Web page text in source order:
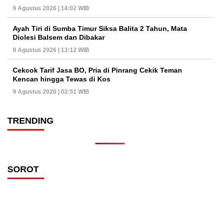
9 Agustus 2026 | 14:02 WIB
Ayah Tiri di Sumba Timur Siksa Balita 2 Tahun, Mata
Diolesi Balsem dan Dibakar
9 Agustus 2026 | 13:12 WIB
Cekcok Tarif Jasa BO, Pria di Pinrang Cekik Teman
Kencan hingga Tewas di Kos
9 Agustus 2026 | 02:51 WIB
TRENDING
SOROT